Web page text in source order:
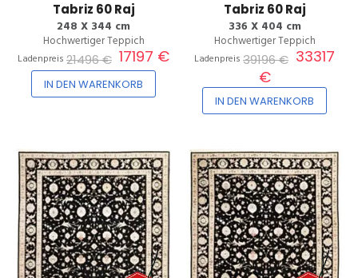
Tabriz 60 Raj
248 X 344 cm
Hochwertiger Teppich
Ladenpreis 21496 € 17197 €
IN DEN WARENKORB
Tabriz 60 Raj
336 X 404 cm
Hochwertiger Teppich
Ladenpreis 39196 € 33317
€
IN DEN WARENKORB